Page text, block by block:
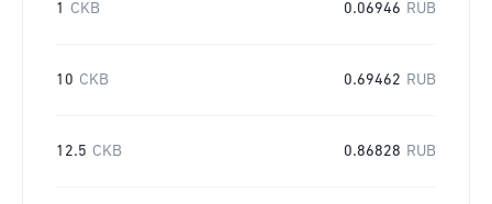
1 CKB 0.06946 RUB
10 CKB 0.69462 RUB
12.5 CKB 0.86828 RUB